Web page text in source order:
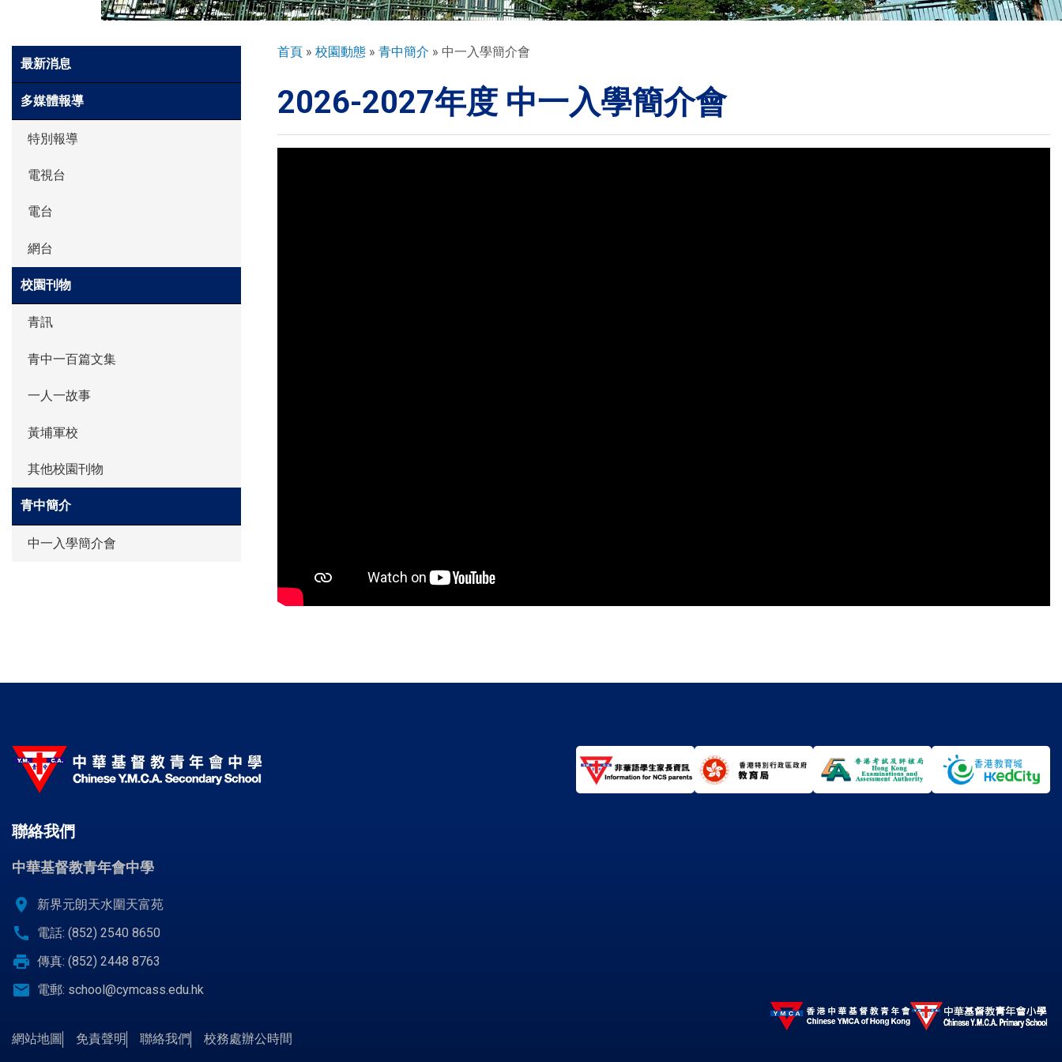
環球探索
入學申請
校曆表
Side
Meun
最新消息
多媒體報導
特別報導
電視台
電台
網台
校園刊物
青訊
青中一百篇文集
一人一故事
黃埔軍校
其他校園刊物
青中簡介
中一入學簡介會
導
連
結
首頁 校園動態 青中簡介 中一入學簡介會
2026-2027年度 中一入學簡介會
聯絡我們
中華基督教青年會中學
location_on 新界元朗天水圍天富苑
call 電話: (852) 2540 8650
print 傳真: (852) 2448 8763
email 電郵: school@cymcass.edu.hk
網站地圖 免責聲明 聯絡我們 校務處辦公時間